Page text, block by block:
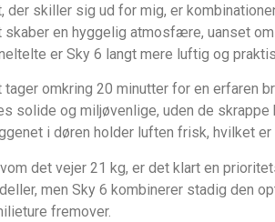
der skiller sig ud for mig, er
skaber en hyggelig atmosfære, uanset
er Sky 6 langt mere luftig og
tager omkring 20 minutter for en erfaren
solide og miljøvenlige, uden de
i døren holder luften frisk, hvilket er
det vejer 21 kg, er det klart en
men Sky 6 kombinerer stadig den
fremover.